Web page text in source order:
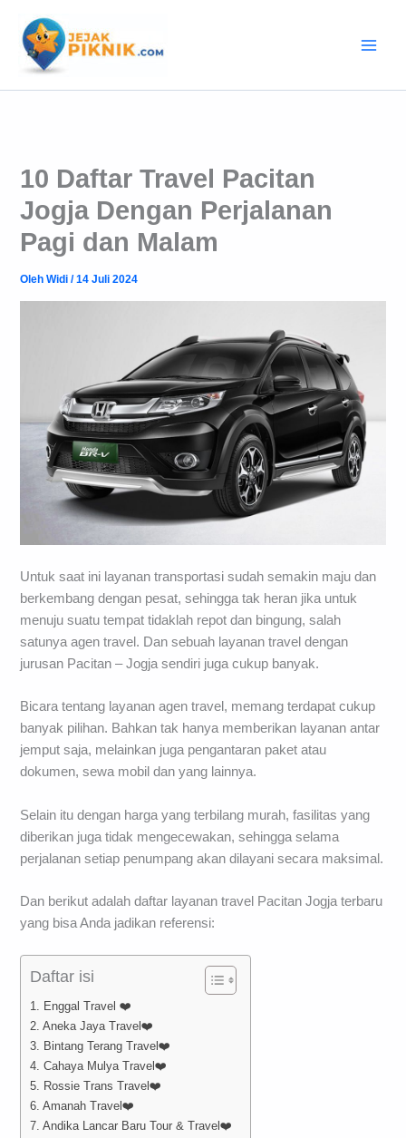
konten
10 Daftar Travel Pacitan
Jogja Dengan Perjalanan
Pagi dan Malam
OlehWidi/14 Juli 2024
Untuk saat ini layanan transportasi sudah semakin maju dan
berkembang dengan pesat, sehingga tak heran jika untuk
menuju suatu tempat tidaklah repot dan bingung, salah
satunya agen travel. Dan sebuah layanan travel dengan
jurusan Pacitan – Jogja sendiri juga cukup banyak.
Bicara tentang layanan agen travel, memang terdapat cukup
banyak pilihan. Bahkan tak hanya memberikan layanan antar
jemput saja, melainkan juga pengantaran paket atau
dokumen, sewa mobil dan yang lainnya.
Selain itu dengan harga yang terbilang murah, fasilitas yang
diberikan juga tidak mengecewakan, sehingga selama
perjalanan setiap penumpang akan dilayani secara maksimal.
Dan berikut adalah daftar layanan travel Pacitan Jogja terbaru
yang bisa Anda jadikan referensi:
Daftar isi
1. Enggal Travel ❤️
2. Aneka Jaya Travel❤️
3. Bintang Terang Travel❤️
4. Cahaya Mulya Travel❤️
5. Rossie Trans Travel❤️
6. Amanah Travel❤️
7. Andika Lancar Baru Tour & Travel❤️